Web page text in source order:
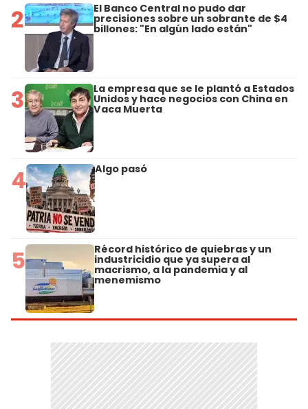
2 El Banco Central no pudo dar
precisiones sobre un sobrante de $4
billones: "En algún lado están"
3 La empresa que se le plantó a Estados
Unidos y hace negocios con China en
Vaca Muerta
4 Algo pasó
5 Récord histórico de quiebras y un
industricidio que ya supera al
macrismo, a la pandemia y al
menemismo